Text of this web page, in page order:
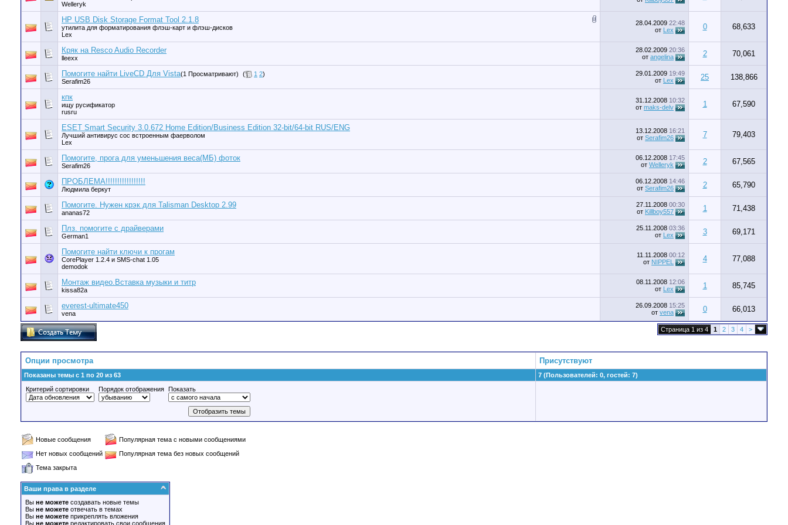
Welleryk
HP USB Disk Storage Format Tool 2.1.8
утилита для форматирования флэш-карт и флэш-дисков
Lex
28.04.2009 22:48
от Lex 0 68,633
Кряк на Resco Audio Recorder
lleexx
28.02.2009 20:36
от angelina 2 70,061
Помогите найти LiveCD Для Vista(1 Просматривают) ( 1 2)
Serafim26
29.01.2009 19:49
от Lex 25 138,866
кпк
ищу русификатор
rusru
31.12.2008 10:32
от maks-delv 1 67,590
ESET Smart Security 3.0.672 Home Edition/Business Edition 32-bit/64-bit RUS/ENG
Лучший антивирус сос встроенным фаерволом
Lex
13.12.2008 16:21
от Serafim26 7 79,403
Помогите, прога для уменьшения веса(МБ) фоток
Serafim26
06.12.2008 17:45
от Welleryk 2 67,565
ПРОБЛЕМА!!!!!!!!!!!!!!!!!
Людмила беркут
06.12.2008 14:46
от Serafim26 2 65,790
Помогите. Нужен крэк для Talisman Desktop 2.99
ananas72
27.11.2008 00:30
от Killboy557 1 71,438
Плз. помогите с драйверами
German1
25.11.2008 03:36
от Lex 3 69,171
Помогите найти ключи к прогам
CorePlayer 1.2.4 и SMS-chat 1.05
demodok
11.11.2008 00:12
от NIPPEL 4 77,088
Монтаж видео.Вставка музыки и титр
kissa82a
08.11.2008 12:06
от Lex 1 85,745
everest-ultimate450
vena
26.09.2008 15:25
от vena 0 66,013
Страница 1 из 4 1 2 3 4 >
Опции просмотра Присутствуют
Показаны темы с 1 по 20 из 63
7 (Пользователей: 0, гостей: 7)
Критерий сортировки
Порядок отображения Показать
Новые сообщения
Популярная тема с новыми сообщениями
Нет новых сообщений
Популярная тема без новых сообщений
Тема закрыта
Ваши права в разделе
Вы не можете создавать новые темы
Вы не можете отвечать в темах
Вы не можете прикреплять вложения
Вы не можете редактировать свои сообщения